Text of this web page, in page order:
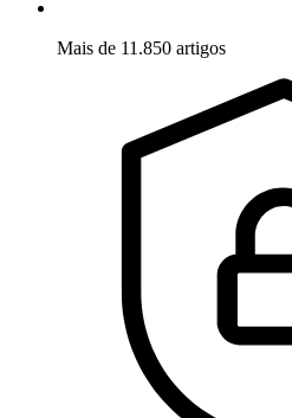
Mais de 11.850 artigos